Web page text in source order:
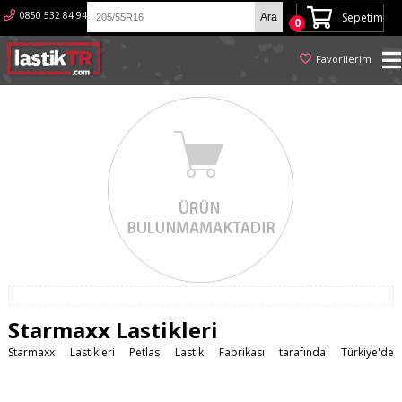
Sepetim
0
Favorilerim
0850 532 84 94
Starmaxx Lastikleri
Starmaxx Lastikleri Petlas Lastik Fabrikası tarafında Türkiye'de